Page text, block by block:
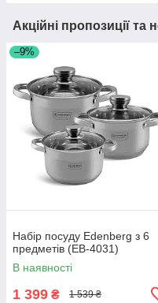
Акційні пропозиції та
–9%
Набір посуду Edenberg з 6
предметів (EB-4031)
В наявності
1 399 ₴ 1 539 ₴